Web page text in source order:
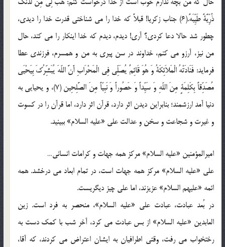
ذُرِّیَّةً طَیِّبَهً.(6) جناب زکریا! قبلاً که خدا را می شناختی قدرت خدا را دیدی،
چطور شد حالا دعا کردی؟ آری! دیدم، دیدم که خدا اینکار را می کند، حال
من نیز، آرزو می کنم، خداوند در سن پیری به من و همسرم، فرزندی عطا
فرماید: فَنَادَتْهُ الْمَلاَئِکَةُ وَ هُوَ قَائِمٌ یُصَلِّی فِی الْمَحْرَابِ أَنَّ اللّهَ یُبَشِّرُکَ بِیَحْیَى‏
مُصَدِّقاً بِکَلِمَةٍ مِنَ اللّهِ وَ سَیِّداً وَ حَصُوراً وَ نَبِیّاً مِنَ الصَّلِحِین (7)، و یحیایی به
دنیا آمد ارزشمند؛ بنابراین دیدن اثر دارد، قرآن اثر دارد، اما قرآن را در کسوت
و غیرت و شجاعت و سخن و عدالت علی «علیه السلام» ببینید.
امیرالمؤمنین «علیه السلام» مرکز همه جهات و کرامات انسانی…
علی «علیه السلام» مرکز همه جهات است، در تمام ابعاد می درخشد. همه
ائمه «علیهم السلام» عزیزند، اما علی چیز دیگریست.
در بُعد عبادت، عبادت علی «علیه السلام»، منحصر به فرد است. زین
العابدین «علیه السلام» از بس عبادت می کرد، آخر شب با کمک دست به
رختخواب می رفت، وقتی اطرافیان به ایشان اعتراض می کردند، که آقا،